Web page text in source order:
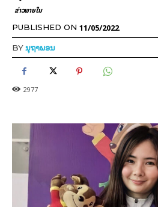
ຂ່າວພາຍ​ໃນ
PUBLISHED ON 11/05/2022
BYນຸຖາພອນ
2977